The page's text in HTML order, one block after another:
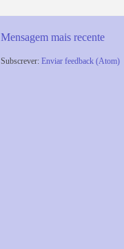
Mensagem mais recente
Subscrever: Enviar feedback (Atom)